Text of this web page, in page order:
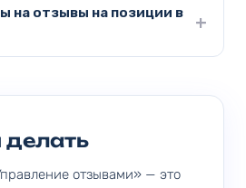
на отзывы на позиции в
делать
отзывами» — это